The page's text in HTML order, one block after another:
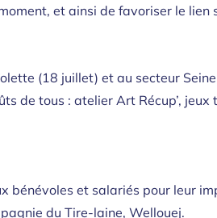
et ainsi de favoriser le lien
(18 juillet) et au secteur
de tous : atelier Art Récup’,
bénévoles et salariés pour leur
du Tire-laine, Wellouej.